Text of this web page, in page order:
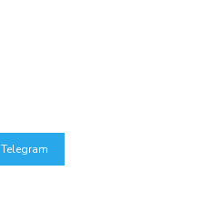
Telegram